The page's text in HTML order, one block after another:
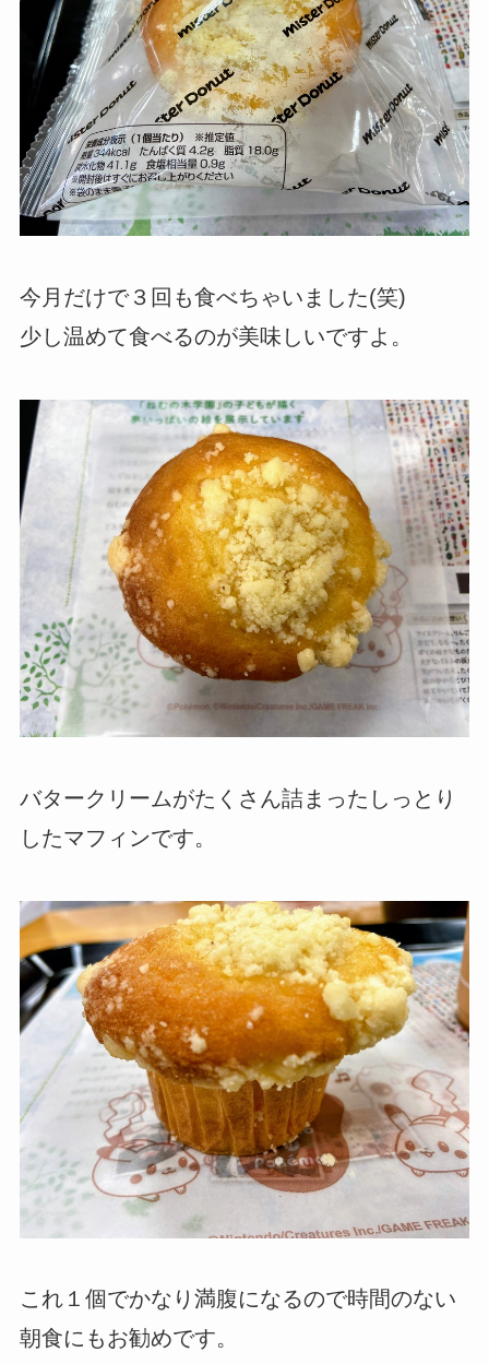
今月だけで３回も食べちゃいました(笑)
少し温めて食べるのが美味しいですよ。
バタークリームがたくさん詰まったしっとり
したマフィンです。
これ１個でかなり満腹になるので時間のない
朝食にもお勧めです。